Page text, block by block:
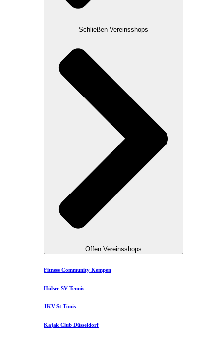
Schließen Vereinsshops
Offen Vereinsshops
Fitness Community Kempen
Hülser SV Tennis
JKV St Tönis
Kajak Club Düsseldorf